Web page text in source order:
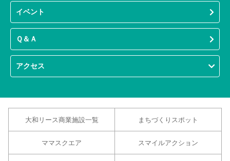
イベント
Ｑ＆Ａ
アクセス
大和リース商業施設一覧 まちづくりスポット
ママスクエア スマイルアクション